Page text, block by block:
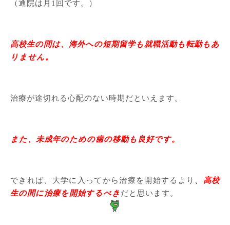
（通院は月1回です。）
高校生の間は、海外への短期留学も就職活動も転勤もあ
りません。
治療が途切れる心配のない時期だといえます。
また、未成年のための歯の移動も良好です。
できれば、大学に入ってから治療を開始するより
高校
生の間に治療を開始するべきだと思います。